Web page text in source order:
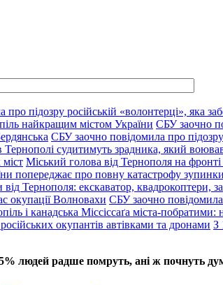
підозру російській «волонтерці», яка
найкращим містом України СБУ заочно
СБУ заочно повідомила про
судитимуть зрадника, який
Міський голова від Тернополя на
попереджає про повну катастрофу
Тернополя: екскаватор, квадрокоптери,
окупації Волновахи СБУ заочно
і канадська Міссіссаґа міста-побратими:
окупантів автівками та дронами З
людей радше помруть, ані ж почнуть